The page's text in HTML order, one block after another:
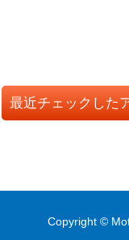
最近チェックした
Copyright ©